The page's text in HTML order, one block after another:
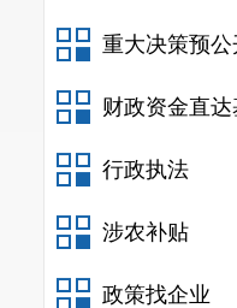
重大决策预公
财政资金直
行政执法
涉农补贴
政策找企业